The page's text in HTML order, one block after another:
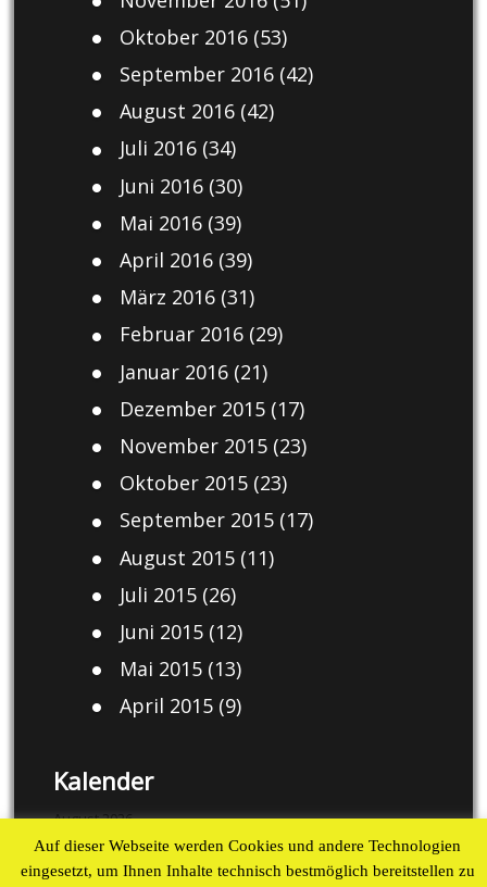
Oktober 2016(53)
September 2016(42)
August 2016(42)
Juli 2016(34)
Juni 2016(30)
Mai 2016(39)
April 2016(39)
März 2016(31)
Februar 2016(29)
Januar 2016(21)
Dezember 2015(17)
November 2015(23)
Oktober 2015(23)
September 2015(17)
August 2015(11)
Juli 2015(26)
Juni 2015(12)
Mai 2015(13)
April 2015(9)
Kalender
August 2026
M D M D F S
S
Auf dieser Webseite werden Cookies und andere Technologien
eingesetzt, um Ihnen Inhalte technisch bestmöglich bereitstellen zu